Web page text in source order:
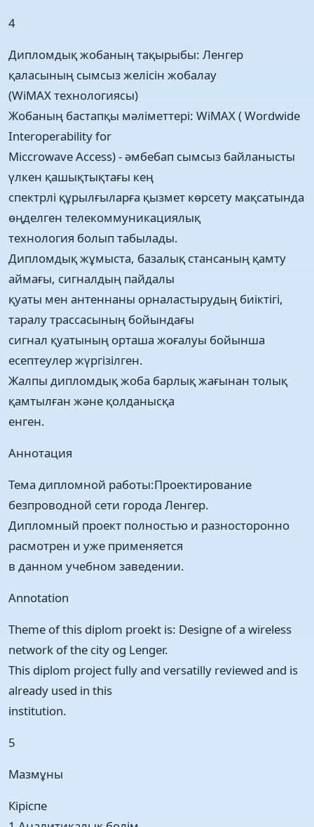
4
Дипломдық жобаның тақырыбы: Ленгер
қаласының сымсыз желісін жобалау
(WiMAX технологиясы)
Жобаның бастапқы мәліметтері: WiMAX ( Wordwide
Interoperability for
Miccrowave Access) - әмбебап сымсыз байланысты
үлкен қашықтықтағы кең
спектрлі құрылғыларға қызмет көрсету мақсатында
өңделген телекоммуникациялық
технология болып табылады.
Дипломдық жұмыста, базалық стансаның қамту
аймағы, сигналдың пайдалы
қуаты мен антеннаны орналастырудың биіктігі,
таралу трассасының бойындағы
сигнал қуатының орташа жоғалуы бойынша
есептеулер жүргізілген.
Жалпы дипломдық жоба барлық жағынан толық
қамтылған және қолданысқа
енген.
Аннотация
Тема дипломной работы:Проектирование
безпроводной сети города Ленгер.
Дипломный проект полностью и разносторонно
расмотрен и уже применяется
в данном учебном заведении.
Annotation
Theme of this diplom proekt is: Designe of a wireless
network of the city og Lenger.
This diplom project fully and versatilly reviewed and is
already used in this
institution.
5
Мазмұны
Кіріспе